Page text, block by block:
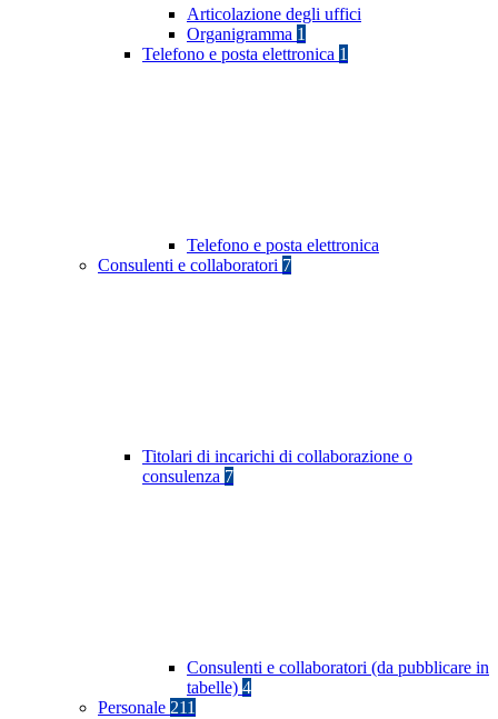
Articolazione degli uffici
Organigramma 1
Telefono e posta elettronica 1
Telefono e posta elettronica
Consulenti e collaboratori 7
Titolari di incarichi di collaborazione o
consulenza 7
Consulenti e collaboratori (da pubblicare in
tabelle) 4
Personale 211